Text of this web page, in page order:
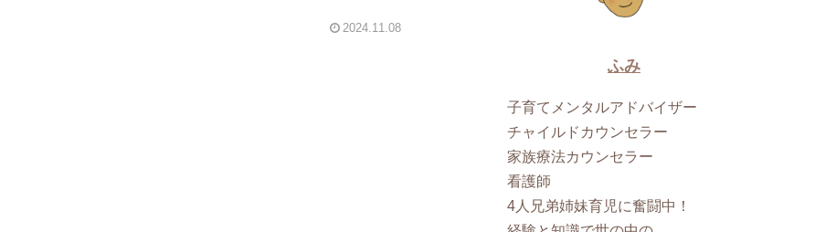
2024.11.08
ふみ
子育てメンタルアドバイザー
チャイルドカウンセラー
家族療法カウンセラー
看護師
4人兄弟姉妹育児に奮闘中！